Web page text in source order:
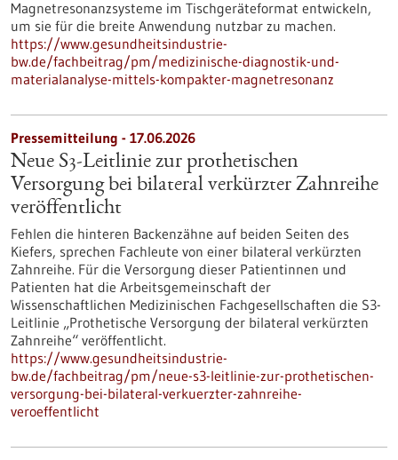
Magnetresonanzsysteme im Tischgeräteformat entwickeln,
um sie für die breite Anwendung nutzbar zu machen.
https://www.gesundheitsindustrie-
bw.de/fachbeitrag/pm/medizinische-diagnostik-und-
materialanalyse-mittels-kompakter-magnetresonanz
Pressemitteilung - 17.06.2026
Neue S3-​Leitlinie zur prothetischen
Versorgung bei bilateral verkürzter Zahnreihe
veröffentlicht
Fehlen die hinteren Backenzähne auf beiden Seiten des
Kiefers, sprechen Fachleute von einer bilateral verkürzten
Zahnreihe. Für die Versorgung dieser Patientinnen und
Patienten hat die Arbeitsgemeinschaft der
Wissenschaftlichen Medizinischen Fachgesellschaften die S3-​
Leitlinie „Prothetische Versorgung der bilateral verkürzten
Zahnreihe“ veröffentlicht.
https://www.gesundheitsindustrie-
bw.de/fachbeitrag/pm/neue-s3-leitlinie-zur-prothetischen-
versorgung-bei-bilateral-verkuerzter-zahnreihe-
veroeffentlicht